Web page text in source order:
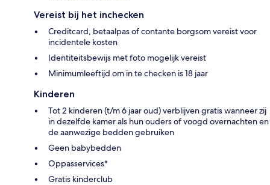
Vereist bij het inchecken
Creditcard, betaalpas of contante borgsom vereist voor
incidentele kosten
Identiteitsbewijs met foto mogelijk vereist
Minimumleeftijd om in te checken is 18 jaar
Kinderen
Tot 2 kinderen (t/m 6 jaar oud) verblijven gratis wanneer zij
in dezelfde kamer als hun ouders of voogd overnachten en
de aanwezige bedden gebruiken
Geen babybedden
Oppasservices*
Gratis kinderclub